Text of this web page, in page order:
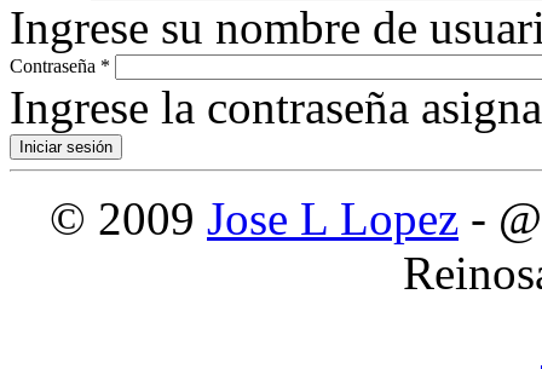
Ingrese su nombre de
Contraseña *
Ingrese la contraseña
© 2009 Jose L Lopez -